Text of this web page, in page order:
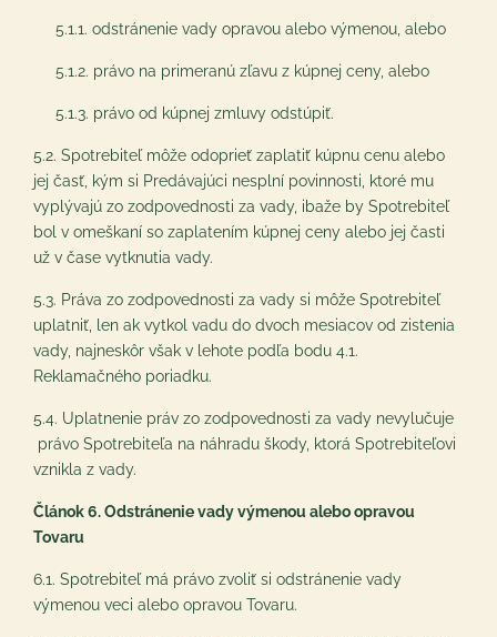
5.1.1. odstránenie vady opravou alebo výmenou, alebo
5.1.2. právo na primeranú zľavu z kúpnej ceny, alebo
5.1.3. právo od kúpnej zmluvy odstúpiť.
5.2. Spotrebiteľ môže odoprieť zaplatiť kúpnu cenu alebo
jej časť, kým si Predávajúci nesplní povinnosti, ktoré mu
vyplývajú zo zodpovednosti za vady, ibaže by Spotrebiteľ
bol v omeškaní so zaplatením kúpnej ceny alebo jej časti
už v čase vytknutia vady.
5.3. Práva zo zodpovednosti za vady si môže Spotrebiteľ
uplatniť, len ak vytkol vadu do dvoch mesiacov od zistenia
vady, najneskôr však v lehote podľa bodu ‎4.1.
Reklamačného poriadku.
5.4. Uplatnenie práv zo zodpovednosti za vady nevylučuje
právo Spotrebiteľa na náhradu škody, ktorá Spotrebiteľovi
vznikla z vady.
Článok 6. Odstránenie vady výmenou alebo opravou
Tovaru
6.1. Spotrebiteľ má právo zvoliť si odstránenie vady
výmenou veci alebo opravou Tovaru.